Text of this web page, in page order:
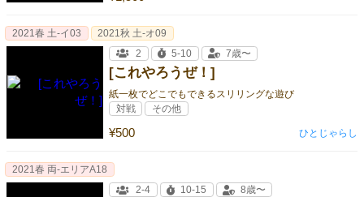
[これやろうぜ！]
紙一枚でどこでもできるスリリングな遊び
¥500
2021春 土-イ03
2021秋 土-オ09
2
5-10 7歳〜
対戦 その他
ひとじゃらし
2021春 両-エリアA18
2-4
10-15 8歳〜